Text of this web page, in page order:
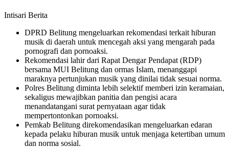
Intisari Berita
DPRD Belitung mengeluarkan rekomendasi terkait hiburan
musik di daerah untuk mencegah aksi yang mengarah pada
pornografi dan pornoaksi.
Rekomendasi lahir dari Rapat Dengar Pendapat (RDP)
bersama MUI Belitung dan ormas Islam, menanggapi
maraknya pertunjukan musik yang dinilai tidak sesuai norma.
Polres Belitung diminta lebih selektif memberi izin keramaian,
sekaligus mewajibkan panitia dan pengisi acara
menandatangani surat pernyataan agar tidak
mempertontonkan pornoaksi.
Pemkab Belitung direkomendasikan mengeluarkan edaran
kepada pelaku hiburan musik untuk menjaga ketertiban umum
dan norma sosial.